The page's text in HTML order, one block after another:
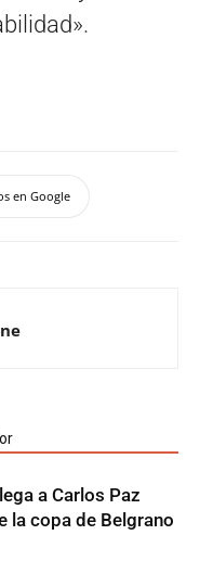
en Google
a Carlos Paz
la copa de Belgrano